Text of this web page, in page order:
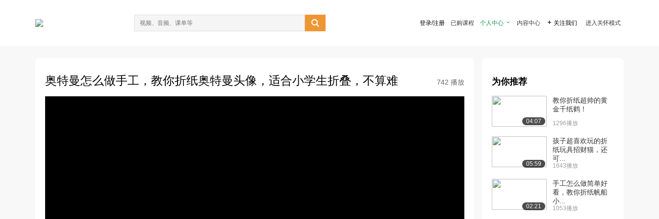
 登录/注册 已购课程 个人中心  内容中心  关注我们 进入关怀模式
奥特曼怎么做手工，教你折纸奥特曼头像，适合小学生折叠，不算难 742 播放 为你推荐
04:07
教你折纸超帅的黄
金千纸鹤！
1296播放
05:59
孩子超喜欢玩的折
纸玩具招财猫，还
可...
1643播放
02:21
手工怎么做简单好
看，教你折纸帆船
小...
1053播放